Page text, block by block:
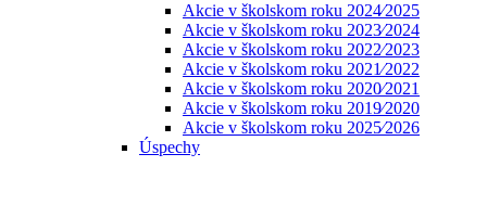
Akcie v školskom roku 2024⁄2025
Akcie v školskom roku 2023⁄2024
Akcie v školskom roku 2022⁄2023
Akcie v školskom roku 2021⁄2022
Akcie v školskom roku 2020⁄2021
Akcie v školskom roku 2019⁄2020
Akcie v školskom roku 2025⁄2026
Úspechy